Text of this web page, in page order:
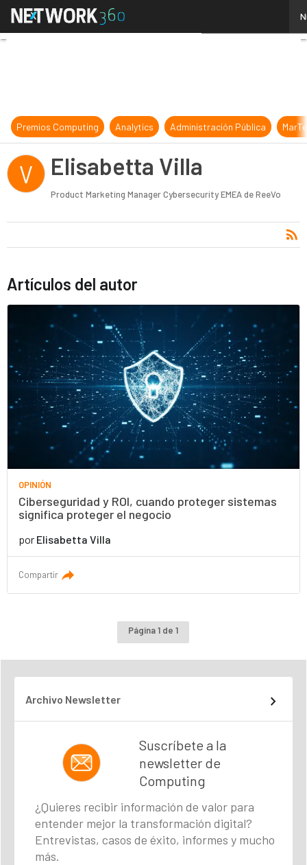
Elisabetta Villa
Premios Computing Analytics Administración Pública
V Elisabetta Villa
Product Marketing Manager Cybersecurity EMEA de ReeVo
Artículos del autor
OPINIÓN
Ciberseguridad y ROI, cuando proteger sistemas
significa proteger el negocio
por Elisabetta Villa
Compartir
Página 1 de 1
Archivo Newsletter
Suscríbete a la
newsletter de
Computing
¿Quieres recibir información de valor para
entender mejor la transformación digital?
Entrevistas, casos de éxito, informes y mucho
más.